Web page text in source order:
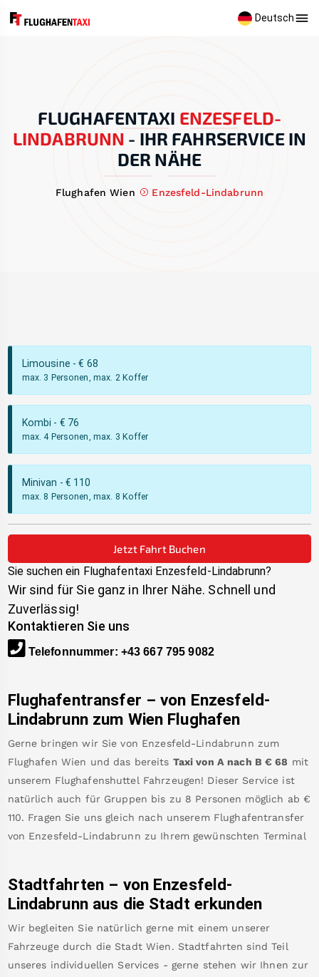
Deutsch
FLUGHAFENTAXI ENZESFELD-
LINDABRUNN - IHR FAHRSERVICE IN
DER NÄHE
Flughafen Wien Enzesfeld-Lindabrunn
Limousine - € 68
max. 3 Personen, max. 2 Koffer
Kombi - € 76
max. 4 Personen, max. 3 Koffer
Minivan - € 110
max. 8 Personen, max. 8 Koffer
Jetzt Fahrt Buchen
Sie suchen ein Flughafentaxi Enzesfeld-Lindabrunn?
Wir sind für Sie ganz in Ihrer Nähe. Schnell und
Zuverlässig!
Kontaktieren Sie uns
Telefonnummer: +43 667 795 9082
Flughafentransfer – von Enzesfeld-
Lindabrunn zum Wien Flughafen
Gerne bringen wir Sie von Enzesfeld-Lindabrunn zum
Flughafen Wien und das bereits Taxi von A nach B €68 mit
unserem Flughafenshuttel Fahrzeugen! Dieser Service ist
natürlich auch für Gruppen bis zu 8 Personen möglich ab €
110. Fragen Sie uns gleich nach unserem Flughafentransfer
von Enzesfeld-Lindabrunn zu Ihrem gewünschten Terminal
Stadtfahrten – von Enzesfeld-
Lindabrunn aus die Stadt erkunden
Wir begleiten Sie natürlich gerne mit einem unserer
Fahrzeuge durch die Stadt Wien. Stadtfahrten sind Teil
unseres individuellen Services - gerne stehen wir Ihnen zur